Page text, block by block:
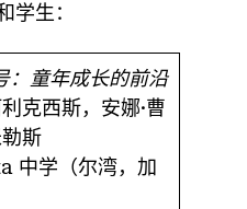
学生：
：童年成长的前沿
克西斯，安娜·曹
斯
中学（尔湾，加